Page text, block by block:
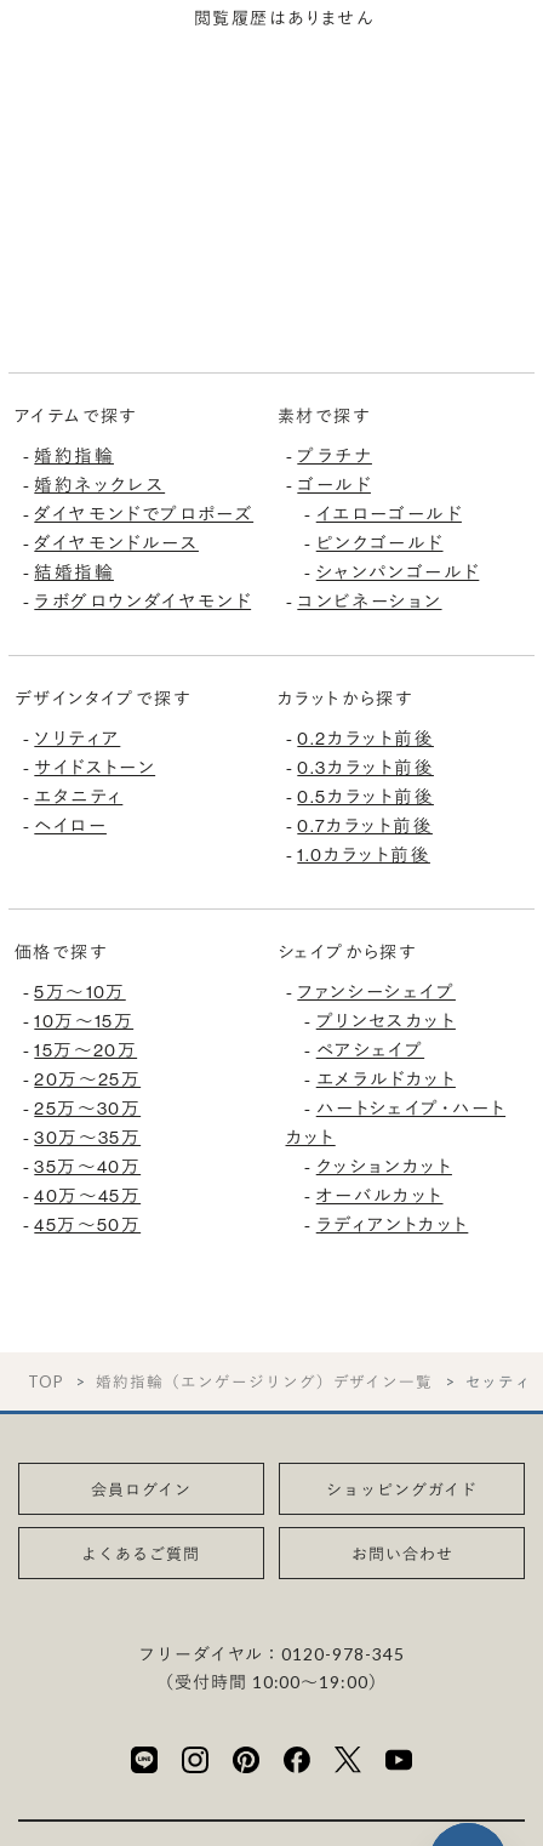
閲覧履歴はありません
アイテムで探す
-婚約指輪
-婚約ネックレス
-ダイヤモンドでプロポーズ
-ダイヤモンドルース
-結婚指輪
- ラボグロウンダイヤモンド
素材で探す
- プラチナ
- ゴールド
- イエローゴールド
- ピンクゴールド
- シャンパンゴールド
- コンビネーション
デザインタイプで探す
- ソリティア
- サイドストーン
- エタニティ
- ヘイロー
カラットから探す
-0.2カラット前後
-0.3カラット前後
-0.5カラット前後
-0.7カラット前後
-1.0カラット前後
価格で探す
-5万〜10万
-10万〜15万
-15万〜20万
-20万〜25万
-25万〜30万
-30万〜35万
-35万〜40万
-40万〜45万
-45万〜50万
シェイプから探す
- ファンシーシェイプ
- プリンセスカット
- ペアシェイプ
- エメラルドカット
- ハートシェイプ・ハート
カット
- クッションカット
- オーバルカット
- ラディアントカット
TOP 婚約指輪（エンゲージリング）デザイン一覧 セッティ
会員ログイン ショッピングガイド
よくあるご質問 お問い合わせ
フリーダイヤル：0120-978-345
（受付時間 10:00〜19:00）